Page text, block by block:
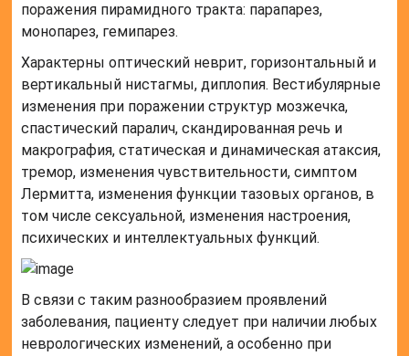
поражения пирамидного тракта: парапарез,
монопарез, гемипарез.
Характерны оптический неврит, горизонтальный и
вертикальный нистагмы, диплопия. Вестибулярные
изменения при поражении структур мозжечка,
спастический паралич, скандированная речь и
макрография, статическая и динамическая атаксия,
тремор, изменения чувствительности, симптом
Лермитта, изменения функции тазовых органов, в
том числе сексуальной, изменения настроения,
психических и интеллектуальных функций.
В связи с таким разнообразием проявлений
заболевания, пациенту следует при наличии любых
неврологических изменений, а особенно при